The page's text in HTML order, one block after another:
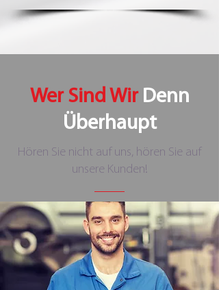
Wer Sind WirDenn
Überhaupt
Hören Sie nicht auf uns, hören Sie auf
unsere Kunden!